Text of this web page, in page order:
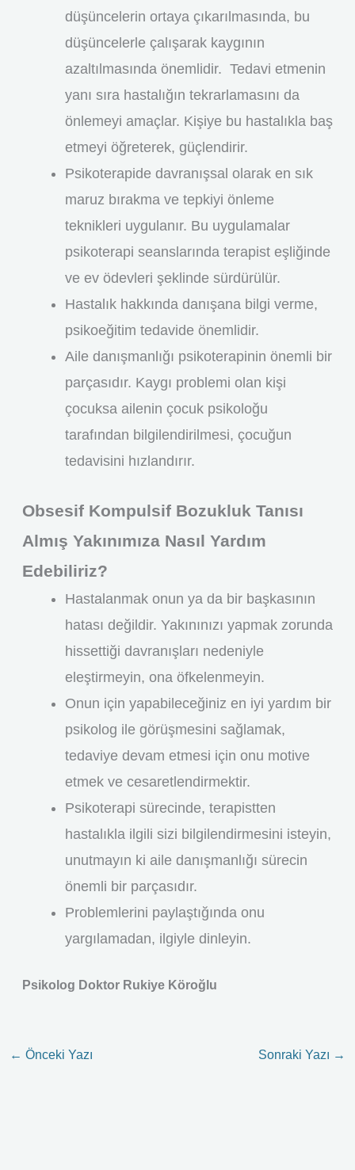
düşüncelerin ortaya çıkarılmasında, bu
düşüncelerle çalışarak kaygının
azaltılmasında önemlidir. Tedavi etmenin
yanı sıra hastalığın tekrarlamasını da
önlemeyi amaçlar. Kişiye bu hastalıkla baş
etmeyi öğreterek, güçlendirir.
Psikoterapide davranışsal olarak en sık
maruz bırakma ve tepkiyi önleme
teknikleri uygulanır. Bu uygulamalar
psikoterapi seanslarında terapist eşliğinde
ve ev ödevleri şeklinde sürdürülür.
Hastalık hakkında danışana bilgi verme,
psikoeğitim tedavide önemlidir.
Aile danışmanlığı psikoterapinin önemli bir
parçasıdır. Kaygı problemi olan kişi
çocuksa ailenin çocuk psikoloğu
tarafından bilgilendirilmesi, çocuğun
tedavisini hızlandırır.
Obsesif Kompulsif Bozukluk Tanısı
Almış Yakınımıza Nasıl Yardım
Edebiliriz?
Hastalanmak onun ya da bir başkasının
hatası değildir. Yakınınızı yapmak zorunda
hissettiği davranışları nedeniyle
eleştirmeyin, ona öfkelenmeyin.
Onun için yapabileceğiniz en iyi yardım bir
psikolog ile görüşmesini sağlamak,
tedaviye devam etmesi için onu motive
etmek ve cesaretlendirmektir.
Psikoterapi sürecinde, terapistten
hastalıkla ilgili sizi bilgilendirmesini isteyin,
unutmayın ki aile danışmanlığı sürecin
önemli bir parçasıdır.
Problemlerini paylaştığında onu
yargılamadan, ilgiyle dinleyin.
Psikolog Doktor Rukiye Köroğlu
← Önceki Yazı Sonraki Yazı →